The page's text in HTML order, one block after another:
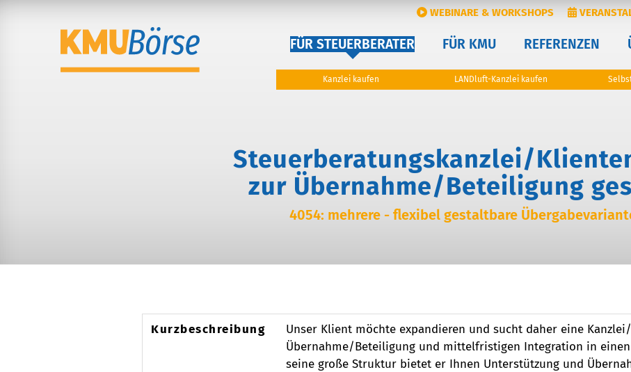
WEBINARE & WORKSHOPS
FÜR STEUERBERATER
Kanzlei kaufen LANDluft-Kanzlei kaufen
FÜR KMU REFERENZEN
Steuerberatungskanzlei/
zur Übernahme/Beteiligung
4054: mehrere - flexibel gestaltbare
Kurzbeschreibung
Unser Klient möchte expandieren und sucht daher eine
Übernahme/Beteiligung und mittelfristigen Integration in
seine große Struktur bietet er Ihnen Unterstützung und